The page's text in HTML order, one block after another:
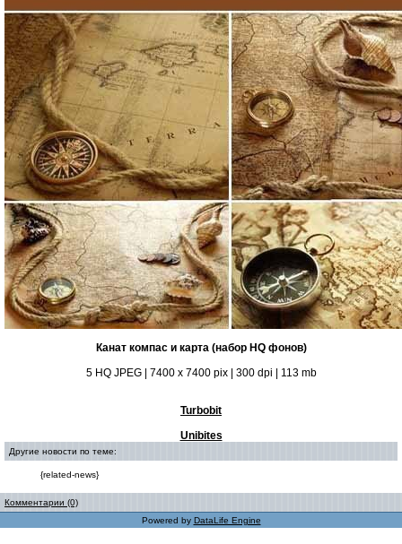
Канат компас и карта (набор HQ фонов)
5 HQ JPEG | 7400 x 7400 pix | 300 dpi | 113 mb
Turbobit
Unibites
Другие новости по теме:
{related-news}
Комментарии (0)
Powered by DataLife Engine